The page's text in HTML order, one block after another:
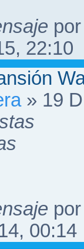
22:10
» 19
00:14